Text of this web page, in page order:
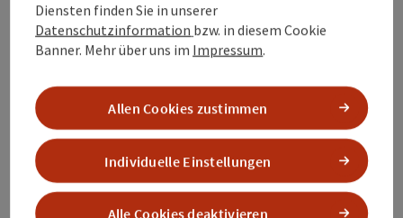
Schwierigkeit:
Leicht
Kondition:
Leicht
Panorama:
Einzelne Ausblicke
Diensten finden Sie in unserer
Datenschutzinformation bzw. in diesem Cookie
Banner. Mehr über uns im Impressum.
Alle Cookies deaktivieren
Individuelle Einstellungen
Allen Cookies zustimmen